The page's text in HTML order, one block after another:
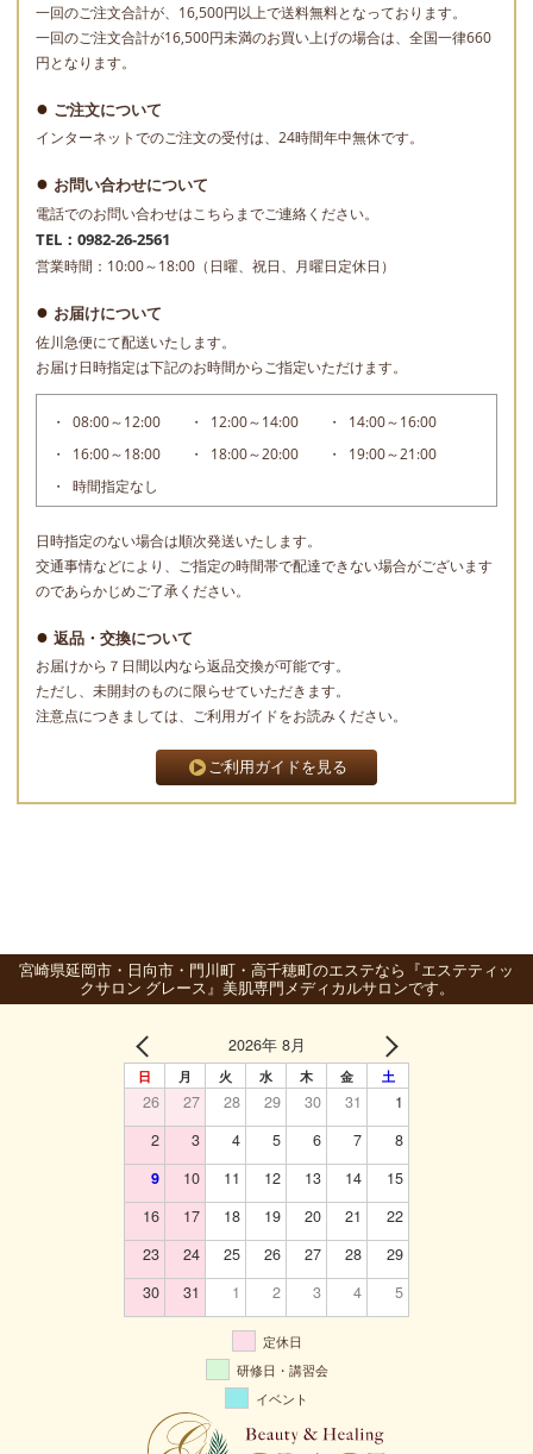
一回のご注文合計が、16,500円以上で送料無料となっております。
一回のご注文合計が16,500円未満のお買い上げの場合は、全国一律660
円となります。
ご注文について
インターネットでのご注文の受付は、24時間年中無休です。
お問い合わせについて
電話でのお問い合わせはこちらまでご連絡ください。
TEL：0982-26-2561
営業時間：10:00～18:00（日曜、祝日、月曜日定休日）
お届けについて
佐川急便にて配送いたします。
お届け日時指定は下記のお時間からご指定いただけます。
08:00～12:00 12:00～14:00
14:00～16:00
16:00～18:00
18:00～20:00
19:00～21:00
時間指定なし
日時指定のない場合は順次発送いたします。
交通事情などにより、ご指定の時間帯で配達できない場合がございます
のであらかじめご了承ください。
返品・交換について
お届けから７日間以内なら返品交換が可能です。
ただし、未開封のものに限らせていただきます。
注意点につきましては、ご利用ガイドをお読みください。
ご利用ガイドを見る
宮崎県延岡市・日向市・門川町・高千穂町のエステなら『エステティッ
クサロン グレース』美肌専門メディカルサロンです。
2026年 8月
日 月 火 水 木 金 土
26 27 28 29 30 31
1
2
3 4 5 6 7
8
9
10 11 12 13 14
15
16
17 18 19 20 21
22
23
24 25 26 27 28
29
30
31 1 2 3 4 5
定休日
研修日・講習会
イベント